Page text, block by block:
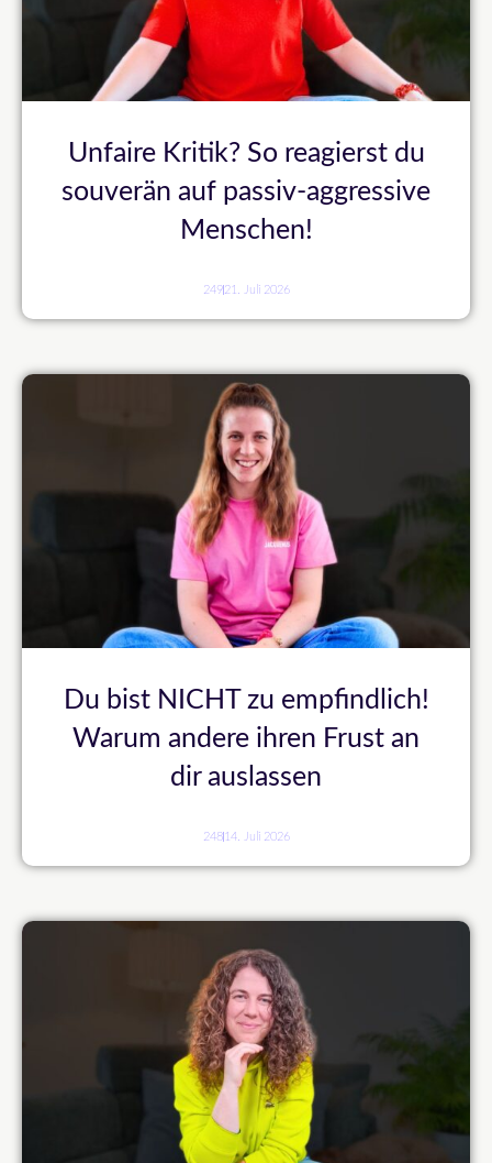
Unfaire Kritik? So reagierst du
souverän auf passiv-aggressive
Menschen!
249 21. Juli 2026
Du bist NICHT zu empfindlich!
Warum andere ihren Frust an
dir auslassen
248 14. Juli 2026